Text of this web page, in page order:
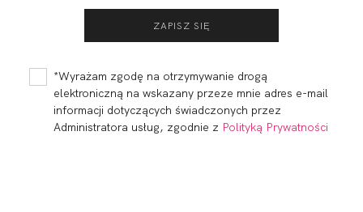
*Wyrażam zgodę na otrzymywanie drogą
elektroniczną na wskazany przeze mnie adres e-mail
informacji dotyczących świadczonych przez
Administratora usług, zgodnie z Polityką Prywatności